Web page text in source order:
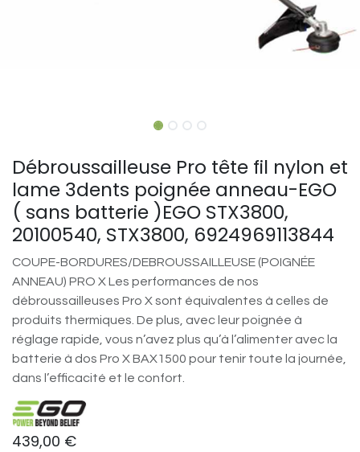
Débroussailleuse Pro tête fil nylon et
lame 3dents poignée anneau-EGO
( sans batterie )EGO STX3800,
20100540, STX3800, 6924969113844
COUPE-BORDURES/DEBROUSSAILLEUSE (POIGNÉE
ANNEAU) PRO X Les performances de nos
débroussailleuses Pro X sont équivalentes à celles de
produits thermiques. De plus, avec leur poignée à
réglage rapide, vous n’avez plus qu’à l’alimenter avec la
batterie à dos Pro X BAX1500 pour tenir toute la journée,
dans l’efficacité et le confort.
439,00 €